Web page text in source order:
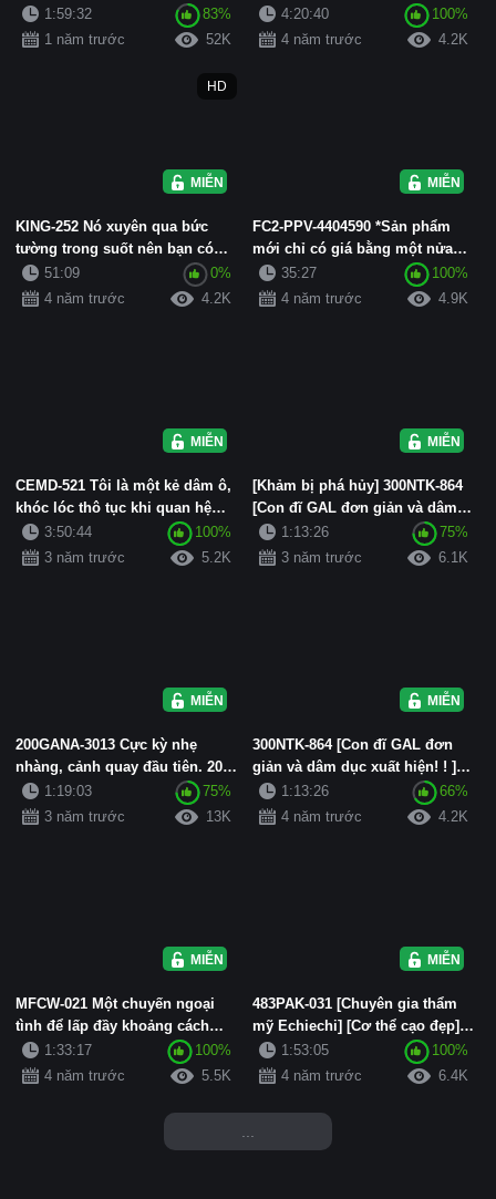
camera bắt gặp trong một ...
1:59:32
83%
1 năm trước
52K
nghiện cặc] Đội điền kinh...
4:20:40
100%
4 năm trước
4.2K
MIỄN PHÍ
HD
KING-252 Nó xuyên qua bức
tường trong suốt nên bạn có
thể nhìn thấy âm hộ dương vậ...
51:09
0%
4 năm trước
4.2K
MIỄN PHÍ
FC2-PPV-4404590 *Sản phẩm
mới chỉ có giá bằng một nửa
trong thời gian có hạn! Tôi ...
35:27
100%
4 năm trước
4.9K
MIỄN PHÍ
CEMD-521 Tôi là một kẻ dâm ô,
khóc lóc thô tục khi quan hệ
tình dục thô tục - 4 tì...
3:50:44
100%
3 năm trước
5.2K
MIỄN PHÍ
[Khảm bị phá hủy] 300NTK-864
[Con đĩ GAL đơn giản và dâm
đãng xuất hiện! ! ] [Nghi...
1:13:26
75%
3 năm trước
6.1K
MIỄN PHÍ
200GANA-3013 Cực kỳ nhẹ
nhàng, cảnh quay đầu tiên. 2026
[Mông đẹp! Mông đẹp! Mông ...
1:19:03
75%
3 năm trước
13K
MIỄN PHÍ
300NTK-864 [Con đĩ GAL đơn
giản và dâm dục xuất hiện! ! ]
[Nghi ngờ Nan đảo ngược ...
1:13:26
66%
4 năm trước
4.2K
MIỄN PHÍ
MFCW-021 Một chuyến ngoại
tình để lấp đầy khoảng cách
giữa trái tim và âm hộ thay ...
1:33:17
100%
4 năm trước
5.5K
MIỄN PHÍ
483PAK-031 [Chuyên gia thẩm
mỹ Echiechi] [Cơ thể cạo đẹp]
[Xuất tinh giận dữ] Thủ ...
1:53:05
100%
4 năm trước
6.4K